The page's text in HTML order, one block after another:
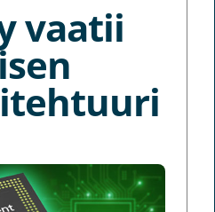
vaatii